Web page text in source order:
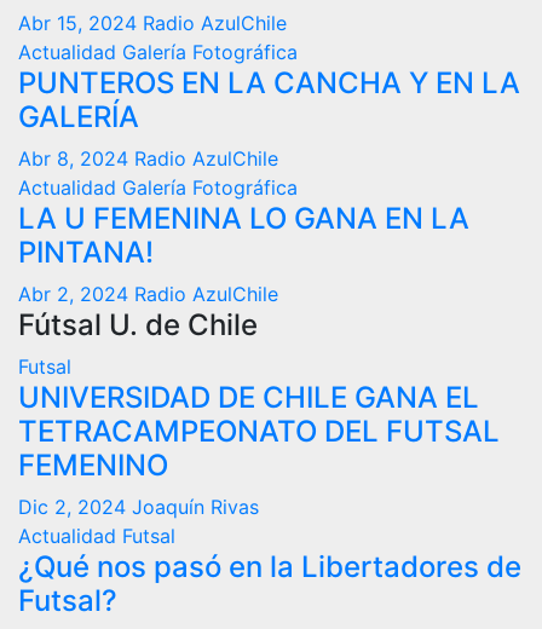
Abr 15, 2024 Radio AzulChile
Actualidad Galería Fotográfica
PUNTEROS EN LA CANCHA Y EN LA
GALERÍA
Abr 8, 2024 Radio AzulChile
Actualidad Galería Fotográfica
LA U FEMENINA LO GANA EN LA
PINTANA!
Abr 2, 2024 Radio AzulChile
Fútsal U. de Chile
Futsal
UNIVERSIDAD DE CHILE GANA EL
TETRACAMPEONATO DEL FUTSAL
FEMENINO
Dic 2, 2024 Joaquín Rivas
Actualidad Futsal
¿Qué nos pasó en la Libertadores de
Futsal?